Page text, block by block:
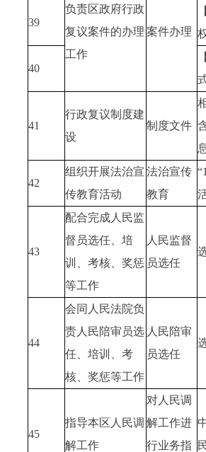
负责区政府行政
复议案件的办理
工作
案件办理
39
40
41
行政复议制度建
设
制度文件
42
组织开展法治宣
传教育活动
法治宣传
教育
43
配合完成人民监
督员选任、培
训、考核、奖惩
等工作
人民监督
员选任
44
会同人民法院负
责人民陪审员选
任、培训、考
核、奖惩等工作
人民陪审
员选任
45
指导本区人民调
解工作
对人民调
解工作进
行业务指